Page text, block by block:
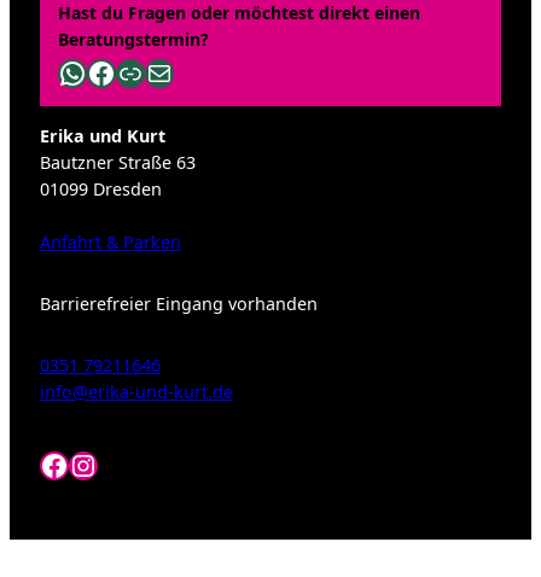
Hast du Fragen oder möchtest direkt einen
Beratungstermin?
WhatsApp
Facebook
Link
E-Mail
Erika und Kurt
Bautzner Straße 63
01099 Dresden
Anfahrt & Parken
Barrierefreier Eingang vorhanden
0351 79211646
info@erika-und-kurt.de
Facebook
Instagram